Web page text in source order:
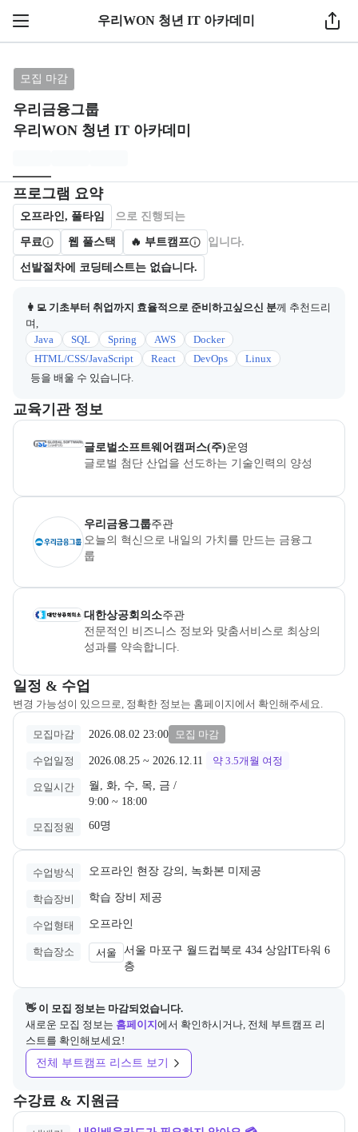
우리WON 청년 IT 아카데미
1 / 5
모집 마감
우리금융그룹
우리WON 청년 IT 아카데미
브랜드: 우리금융그룹, 과정명: 우리WON 청년 IT 아
모집개요
프로그램 요약
캠프를 운영하거나 참여하는 회사 정보를 카드 형태로 제공한다.
오프라인, 풀타임 으로 진행되는
무료 웹 풀스택 🔥 부트캠프 입니다.
선발절차에 코딩테스트는 없습니다.
👩‍💻 기초부터 취업까지 효율적으로 준비하고싶으신 분께 추천드리
며,
Java
SQL Spring AWS
Docker
HTML/CSS/JavaScript
React DevOps
Linux
등을 배울 수 있습니다.
이 섹션에서는 부트캠프를 운영하거나 주관하는 회사의 정보를 카드
교육기관 정보
글로벌소프트웨어캠퍼스은(는) 본 부트캠프의
글로벌소프트웨어캠퍼스(주)운영
글로벌 첨단 산업을 선도하는 기술인력의 양성
우리금융그룹은(는) 본 부트캠프의
우리금융그룹주관
오늘의 혁신으로 내일의 가치를 만드는 금융그
룹
대한상공회의소은(는) 본 부트캠프의
대한상공회의소주관
전문적인 비즈니스 정보와 맞춤서비스로 최상의
성과를 약속합니다.
일정 & 수업
변경 가능성이 있으므로, 정확한 정보는 홈페이지에서 확인해주세요.
교육과정 일정과 모집 상태에 따른 안내를 제공한다.
모집마감 2026.08.02 23:00 모집 마감
수업일정 2026.08.25 ~ 2026.12.11 약 3.5개월 여정
요일시간
월, 화, 수, 목, 금 /
9:00 ~ 18:00
모집정원 60명
수업방식 오프라인 현장 강의, 녹화본 미제공
학습장비 학습 장비 제공
수업형태 오프라인
학습장소 서울
서울 마포구 월드컵북로 434 상암IT타워 6
층
👋 이 모집 정보는 마감되었습니다.
새로운 모집 정보는 홈페이지 에서 확인하시거나, 전체 부트캠프 리
스트를 확인해보세요!
전체 부트캠프 리스트 보기
수강료 & 지원금
교육과정의 비용 및 결제 관련 정보를 안내한다. 필요 시 정부지원 과